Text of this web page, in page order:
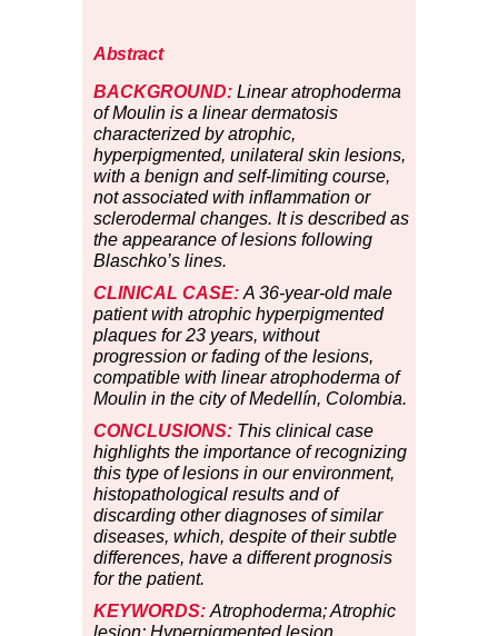
Abstract
BACKGROUND: Linear atrophoderma
of Moulin is a linear dermatosis
characterized by atrophic,
hyperpigmented, unilateral skin lesions,
with a benign and self-limiting course,
not associated with inflammation or
sclerodermal changes. It is described as
the appearance of lesions following
Blaschko’s lines.
CLINICAL CASE: A 36-year-old male
patient with atrophic hyperpigmented
plaques for 23 years, without
progression or fading of the lesions,
compatible with linear atrophoderma of
Moulin in the city of Medellín, Colombia.
CONCLUSIONS: This clinical case
highlights the importance of recognizing
this type of lesions in our environment,
histopathological results and of
discarding other diagnoses of similar
diseases, which, despite of their subtle
differences, have a different prognosis
for the patient.
KEYWORDS: Atrophoderma; Atrophic
lesion; Hyperpigmented lesion.